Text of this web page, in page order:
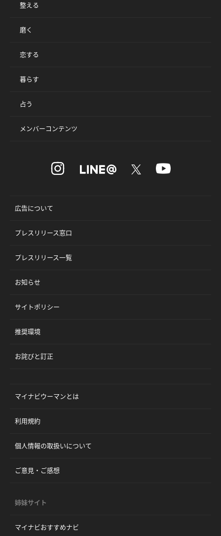
整える
磨く
恋する
暮らす
占う
メンバーコンテンツ
広告について
プレスリリース窓口
プレスリリース一覧
お知らせ
サイトポリシー
推奨環境
お詫びと訂正
マイナビウーマンとは
利用規約
個人情報の取扱いについて
ご意見・ご感想
姉妹サイト
マイナビおすすめナビ